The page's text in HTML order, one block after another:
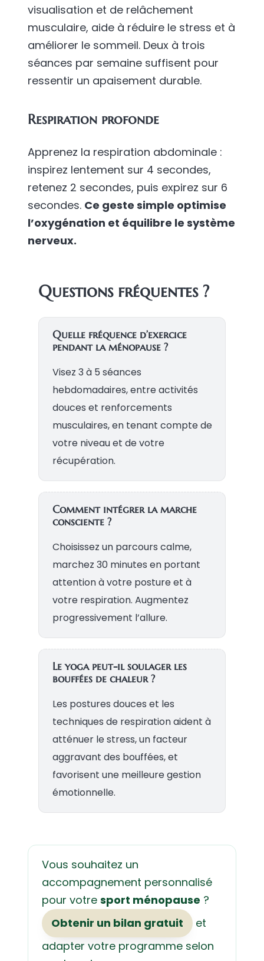
visualisation et de relâchement
musculaire, aide à réduire le stress et à
améliorer le sommeil. Deux à trois
séances par semaine suffisent pour
ressentir un apaisement durable.
Respiration profonde
Apprenez la respiration abdominale :
inspirez lentement sur 4 secondes,
retenez 2 secondes, puis expirez sur 6
secondes. Ce geste simple optimise
l’oxygénation et équilibre le système
nerveux.
Questions fréquentes ?
Quelle fréquence d’exercice
pendant la ménopause ?
Visez 3 à 5 séances
hebdomadaires, entre activités
douces et renforcements
musculaires, en tenant compte de
votre niveau et de votre
récupération.
Comment intégrer la marche
consciente ?
Choisissez un parcours calme,
marchez 30 minutes en portant
attention à votre posture et à
votre respiration. Augmentez
progressivement l’allure.
Le yoga peut-il soulager les
bouffées de chaleur ?
Les postures douces et les
techniques de respiration aident à
atténuer le stress, un facteur
aggravant des bouffées, et
favorisent une meilleure gestion
émotionnelle.
Vous souhaitez un
accompagnement personnalisé
pour votre sport ménopause ?
Obtenir un bilan gratuit
et
adapter votre programme selon